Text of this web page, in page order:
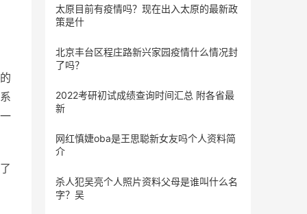
太原目前有疫情吗？现在出入太原的最新政
策是什
北京丰台区程庄路新兴家园疫情什么情况封
了吗？
2022考研初试成绩查询时间汇总 附各省最
新
网红慎婕oba是王思聪新女友吗个人资料简
介
杀人犯吴亮个人照片资料父母是谁叫什么名
字？吴